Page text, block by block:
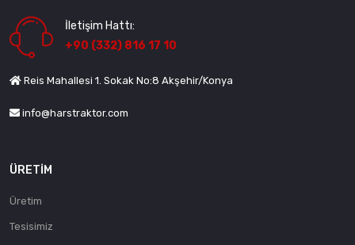
İletişim Hattı:
+90 (332) 816 17 10
Reis Mahallesi 1. Sokak No:8 Akşehir/Konya
info@harstraktor.com
ÜRETIM
Üretim
Tesisimiz